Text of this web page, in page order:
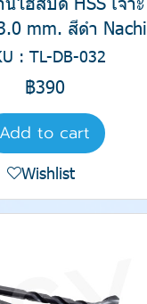
mm. สีดำ Nachi
: TL-DB-032
฿390
Add to cart
Wishlist